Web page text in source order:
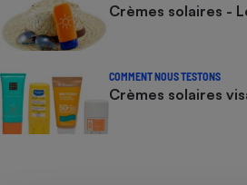
Crèmes solaires -
COMMENT NOUS TESTONS
Crèmes solaires